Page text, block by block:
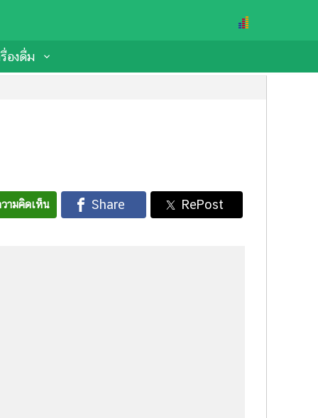
องดื่ม
ามคิดเห็น